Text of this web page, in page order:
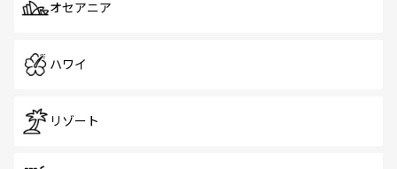
オセアニア
ハワイ
リゾート